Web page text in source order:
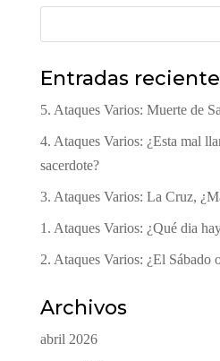
Entradas
5. Ataques Varios: Muerte de
4. Ataques Varios: ¿Esta mal
sacerdote?
3. Ataques Varios: La Cruz,
1. Ataques Varios: ¿Qué dia
2. Ataques Varios: ¿El Sábado
Archivos
abril 2026